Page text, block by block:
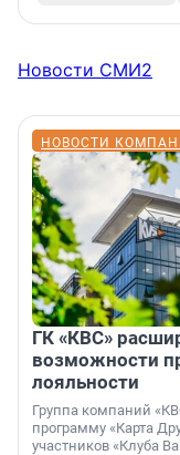
Новости СМИ2
НОВОСТИ
ГК «КВС»
возможности
лояльности
Группа компаний
программу «Карта
участников «Клуба